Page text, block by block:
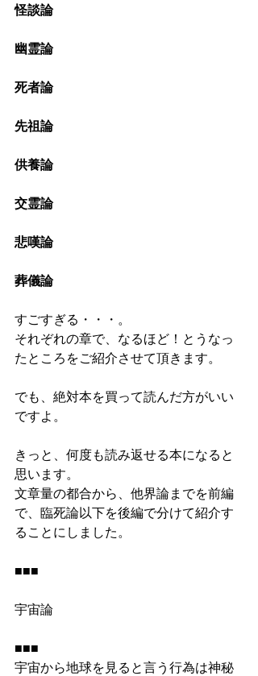
怪談論
幽霊論
死者論
先祖論
供養論
交霊論
悲嘆論
葬儀論
すごすぎる・・・。
それぞれの章で、なるほど！とうなっ
たところをご紹介させて頂きます。
でも、絶対本を買って読んだ方がいい
ですよ。
きっと、何度も読み返せる本になると
思います。
文章量の都合から、他界論までを前編
で、臨死論以下を後編で分けて紹介す
ることにしました。
■■■
宇宙論
■■■
宇宙から地球を見ると言う行為は神秘